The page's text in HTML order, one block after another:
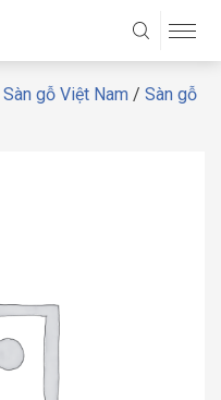
Sàn gỗ Việt Nam / Sàn gỗ